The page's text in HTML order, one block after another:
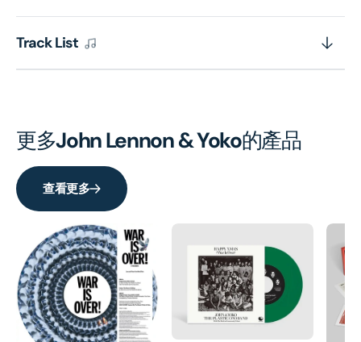
Track List
更多John Lennon & Yoko的產品
查看更多